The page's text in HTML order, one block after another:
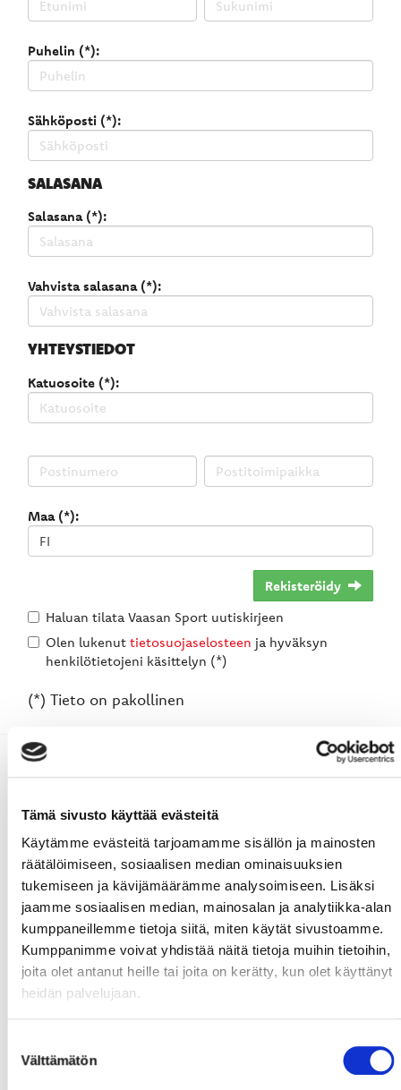
Tämä sivusto käyttää evästeitä
Käytämme evästeitä tarjoamamme sisällön ja mainosten
räätälöimiseen, sosiaalisen median ominaisuuksien
tukemiseen ja kävijämäärämme analysoimiseen. Lisäksi
jaamme sosiaalisen median, mainosalan ja analytiikka-alan
kumppaneillemme tietoja siitä, miten käytät sivustoamme.
Kumppanimme voivat yhdistää näitä tietoja muihin tietoihin,
joita olet antanut heille tai joita on kerätty, kun olet käyttänyt
heidän palvelujaan.
valinta
Välttämätön
Puhelin (*):
Sähköposti (*):
SALASANA
Salasana (*):
Vahvista salasana (*):
YHTEYSTIEDOT
Katuosoite (*):
Maa (*):
Rekisteröidy
Haluan tilata Vaasan Sport uutiskirjeen
Olen lukenut tietosuojaselosteen ja hyväksyn
henkilötietojeni käsittelyn (*)
(*) Tieto on pakollinen